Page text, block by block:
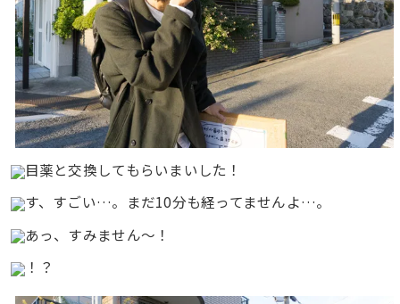
目薬と交換してもらいまいした！
す、すごい…。まだ10分も経ってませんよ…。
あっ、すみません〜！
！？